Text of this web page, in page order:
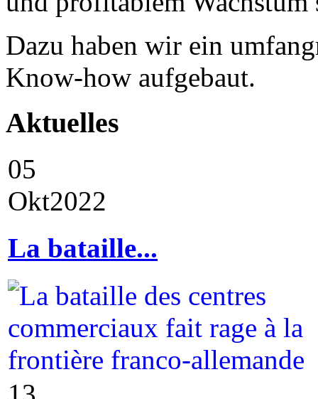
Dazu haben wir ein
Know-how aufgebaut.
Aktuelles
05
Okt2022
La bataille...